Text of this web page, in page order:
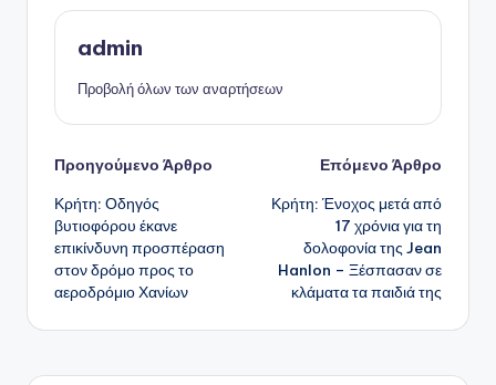
admin
Προβολή όλων των αναρτήσεων
Πλοήγηση
δημοσιεύσεων
Προηγούμενο Άρθρο
Κρήτη: Οδηγός
βυτιοφόρου έκανε
επικίνδυνη προσπέραση
στον δρόμο προς το
αεροδρόμιο Χανίων
Επόμενο Άρθρο
Κρήτη: Ένοχος μετά από
17 χρόνια για τη
δολοφονία της Jean
Hanlon – Ξέσπασαν σε
κλάματα τα παιδιά της